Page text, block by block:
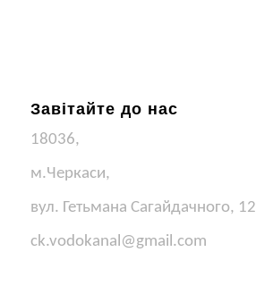
Завітайте до нас
18036,
м.Черкаси,
вул. Гетьмана Сагайдачного, 12
ck.vodokanal@gmail.com